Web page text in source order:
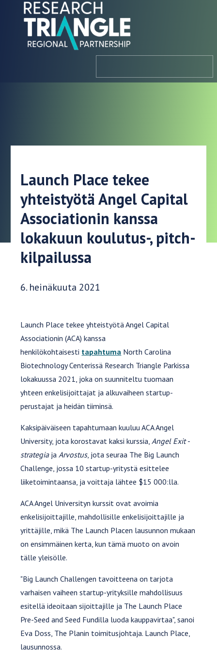
Siirry sisältöön
Launch Place tekee
yhteistyötä Angel Capital
Associationin kanssa
lokakuun koulutus-, pitch-
kilpailussa
Julkaisupäivä:
6. heinäkuuta 2021
Launch Place tekee yhteistyötä Angel Capital
Associationin (ACA) kanssa
henkilökohtaisesti tapahtuma North Carolina
Biotechnology Centerissä Research Triangle Parkissa
lokakuussa 2021, joka on suunniteltu tuomaan
yhteen enkelisijoittajat ja alkuvaiheen startup-
perustajat ja heidän tiiminsä.
Kaksipäiväiseen tapahtumaan kuuluu ACA Angel
University, jota korostavat kaksi kurssia, Angel Exit -
strategiaja Arvostus, jota seuraa The Big Launch
Challenge, jossa 10 startup-yritystä esittelee
liiketoimintaansa, ja voittaja lähtee $15 000:lla.
ACA Angel Universityn kurssit ovat avoimia
enkelisijoittajille, mahdollisille enkelisijoittajille ja
yrittäjille, mikä The Launch Placen lausunnon mukaan
on ensimmäinen kerta, kun tämä muoto on avoin
tälle yleisölle.
"Big Launch Challengen tavoitteena on tarjota
varhaisen vaiheen startup-yrityksille mahdollisuus
esitellä ideoitaan sijoittajille ja The Launch Place
Pre-Seed and Seed Fundilla luoda kauppavirtaa", sanoi
Eva Doss, The Planin toimitusjohtaja. Launch Place,
lausunnossa.